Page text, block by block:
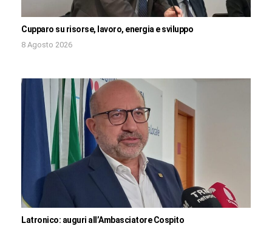
Cupparo su risorse, lavoro, energia e sviluppo
8 Agosto 2026
Latronico: auguri all’Ambasciatore Cospito